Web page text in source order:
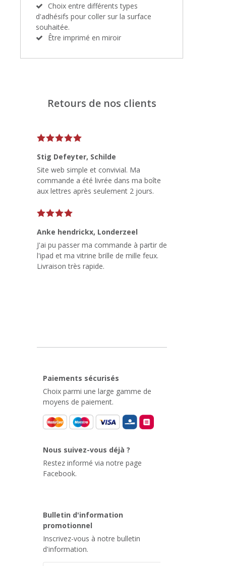
Choix entre différents types
d'adhésifs pour coller sur la surface
souhaitée.
Être imprimé en miroir
Retours de nos clients
Stig Defeyter, Schilde
Site web simple et convivial. Ma
commande a été livrée dans ma boîte
aux lettres après seulement 2 jours.
Anke hendrickx, Londerzeel
J'ai pu passer ma commande à partir de
l'ipad et ma vitrine brille de mille feux.
Livraison très rapide.
Paiements sécurisés
Choix parmi une large gamme de
moyens de paiement.
Nous suivez-vous déjà ?
Restez informé via notre page
Facebook.
Bulletin d'information
promotionnel
Inscrivez-vous à notre bulletin
d'information.